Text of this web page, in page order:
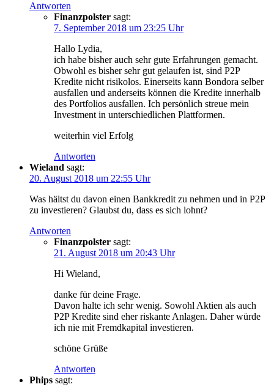
Antworten
Finanzpolster sagt:
7. September 2018 um 23:25 Uhr
Hallo Lydia,
ich habe bisher auch sehr gute Erfahrungen gemacht.
Obwohl es bisher sehr gut gelaufen ist, sind P2P
Kredite nicht risikolos. Einerseits kann Bondora selber
ausfallen und anderseits können die Kredite innerhalb
des Portfolios ausfallen. Ich persönlich streue mein
Investment in unterschiedlichen Plattformen.
weiterhin viel Erfolg
Antworten
Wieland sagt:
20. August 2018 um 22:55 Uhr
Was hältst du davon einen Bankkredit zu nehmen und in P2P
zu investieren? Glaubst du, dass es sich lohnt?
Antworten
Finanzpolster sagt:
21. August 2018 um 20:43 Uhr
Hi Wieland,
danke für deine Frage.
Davon halte ich sehr wenig. Sowohl Aktien als auch
P2P Kredite sind eher riskante Anlagen. Daher würde
ich nie mit Fremdkapital investieren.
schöne Grüße
Antworten
Phips sagt: